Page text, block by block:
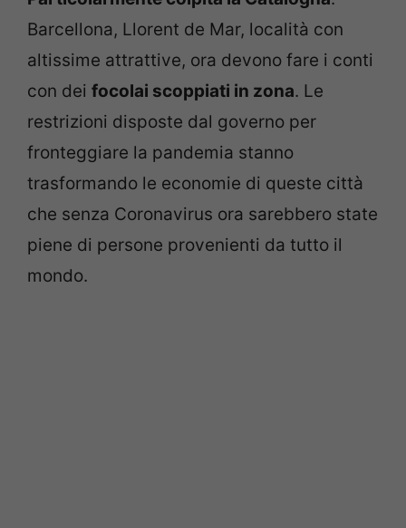
Barcellona, Llorent de Mar, località con
altissime attrattive, ora devono fare i conti
con dei focolai scoppiati in zona. Le
restrizioni disposte dal governo per
fronteggiare la pandemia stanno
trasformando le economie di queste città
che senza Coronavirus ora sarebbero state
piene di persone provenienti da tutto il
mondo.